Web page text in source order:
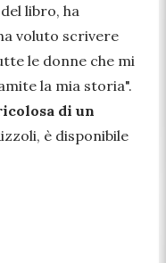
libro, ha
voluto scrivere
le donne che mi
la mia storia".
di un
è disponibile